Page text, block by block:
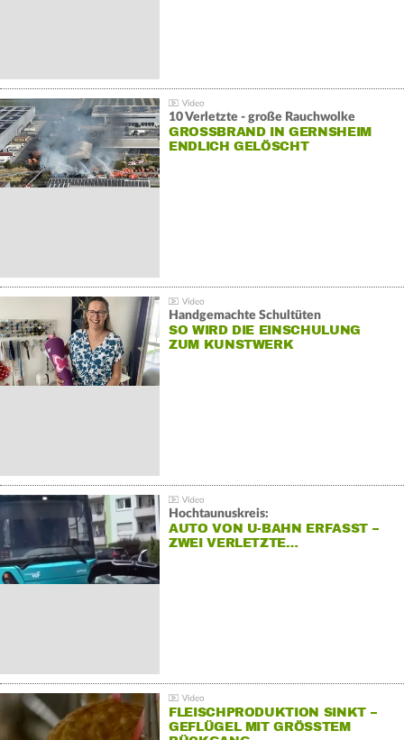
10 Verletzte - große Rauchwolke
GROSSBRAND IN GERNSHEIM E
NDLICH GELÖSCHT
Handgemachte Schultüten
SO WIRD DIE EINSCHULUNG
ZUM KUNSTWERK
Hochtaunuskreis:
AUTO VON U-BAHN ERFASST –
ZWEI VERLETZTE…
FLEISCHPRODUKTION SINKT –
GEFLÜGEL MIT GRÖSSTEM R